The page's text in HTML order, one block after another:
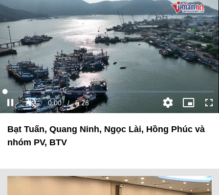
Bạt Tuấn, Quang Ninh, Ngọc Lài, Hồng Phúc và
nhóm PV, BTV